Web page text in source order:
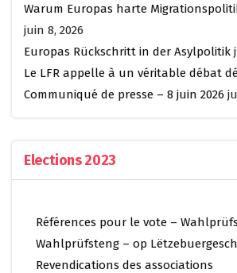
Warum Europas harte
juin 8, 2026
Europas Rückschritt in der Asylpolitik
Le LFR appelle à un véritable débat
Communiqué de presse – 8 juin 2026
Elections 2023
Références pour le vote –
Wahlprüfsteng – op Lëtzebuergesch
Revendications des associations